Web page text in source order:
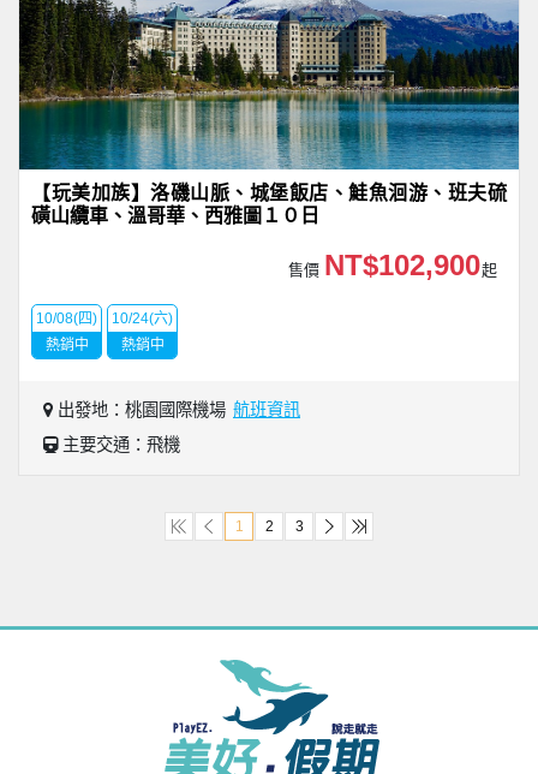
【玩美加族】洛磯山脈、城堡飯店、鮭魚洄游、班夫硫
磺山纜車、溫哥華、西雅圖１０日
售價 NT$102,900起
10/08(四)
熱銷中
10/24(六)
熱銷中
出發地：桃園國際機場 航班資訊
主要交通：飛機
1 2 3